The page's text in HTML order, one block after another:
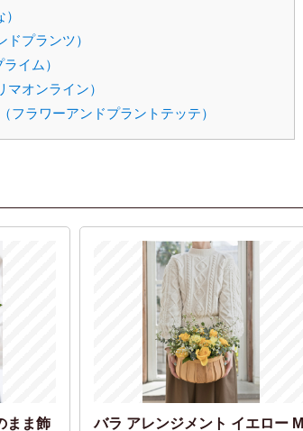
プランツ）
イム）
オンライン）
フラワーアンドプラントテッテ）
まま飾
バラ アレンジメント イエロー M